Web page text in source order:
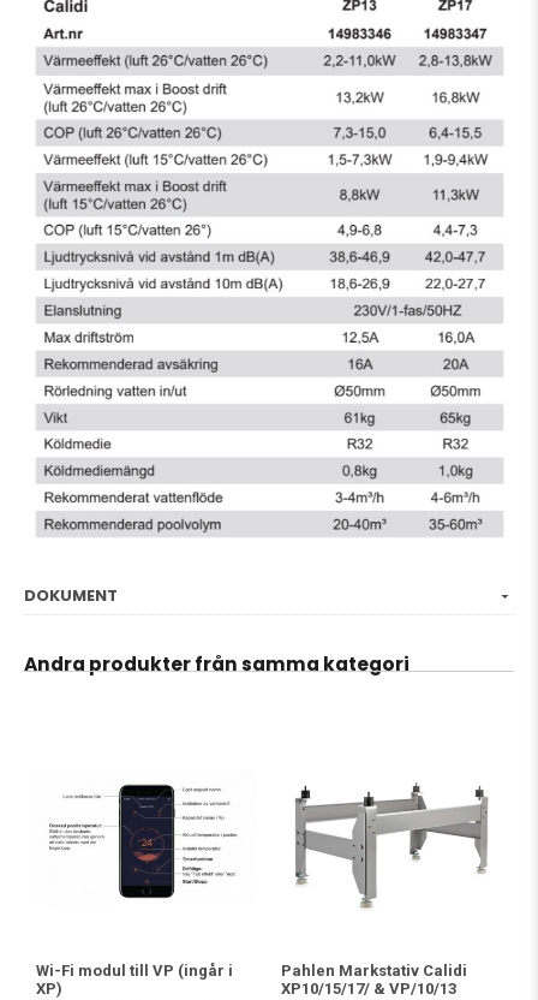
DOKUMENT
Andra produkter från samma kategori
Wi-Fi modul till VP (ingår i
XP)
Pahlen Markstativ Calidi
XP10/15/17/ & VP/10/13